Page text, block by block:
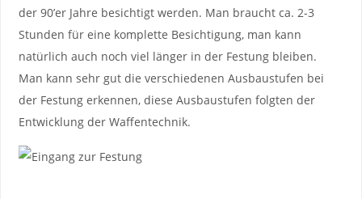
der 90’er Jahre besichtigt werden. Man braucht ca. 2-3
Stunden für eine komplette Besichtigung, man kann
natürlich auch noch viel länger in der Festung bleiben.
Man kann sehr gut die verschiedenen Ausbaustufen bei
der Festung erkennen, diese Ausbaustufen folgten der
Entwicklung der Waffentechnik.